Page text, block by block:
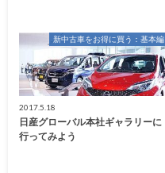
新中古車をお得に買う：基本編
2017.5.18
日産グローバル本社ギャラリーに
行ってみよう